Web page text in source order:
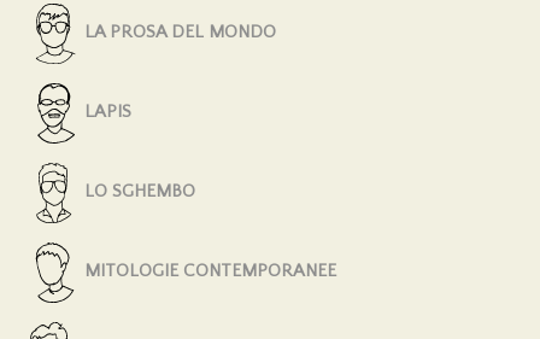
LA PROSA DEL MONDO
LAPIS
LO SGHEMBO
MITOLOGIE CONTEMPORANEE